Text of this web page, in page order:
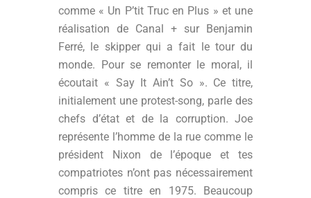
comme « Un P’tit Truc en Plus » et une
réalisation de Canal + sur Benjamin
Ferré, le skipper qui a fait le tour du
monde. Pour se remonter le moral, il
écoutait « Say It Ain’t So ». Ce titre,
initialement une protest-song, parle des
chefs d’état et de la corruption. Joe
représente l’homme de la rue comme le
président Nixon de l’époque et tes
compatriotes n’ont pas nécessairement
compris ce titre en 1975. Beaucoup